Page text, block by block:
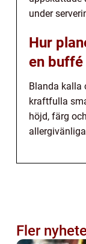
under
Hur
en
Blanda kalla
kraftfulla
höjd, färg
Fler